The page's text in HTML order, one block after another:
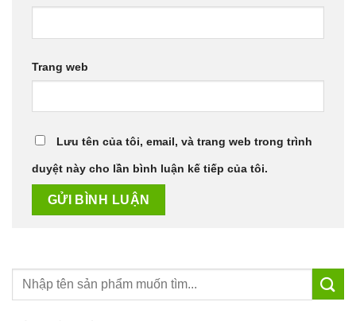
Trang web
Lưu tên của tôi, email, và trang web trong trình
duyệt này cho lần bình luận kế tiếp của tôi.